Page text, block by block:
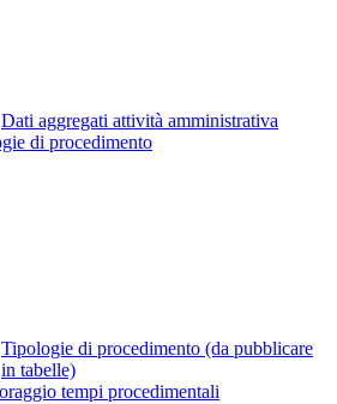
Dati aggregati attività amministrativa
di procedimento
Tipologie di procedimento (da pubblicare
in tabelle)
tempi procedimentali